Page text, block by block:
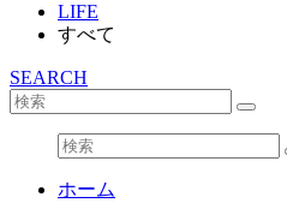
LIFE
すべて
SEARCH
ホーム